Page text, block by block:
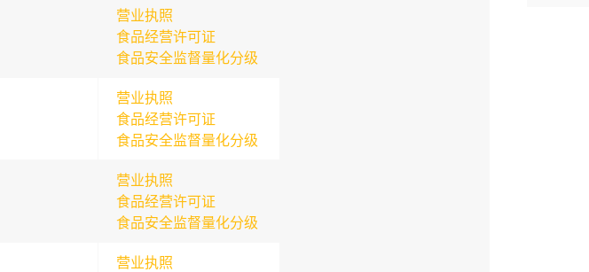
营业执照
食品经营许可证
食品安全监督量化分级
营业执照
食品经营许可证
食品安全监督量化分级
营业执照
食品经营许可证
食品安全监督量化分级
营业执照